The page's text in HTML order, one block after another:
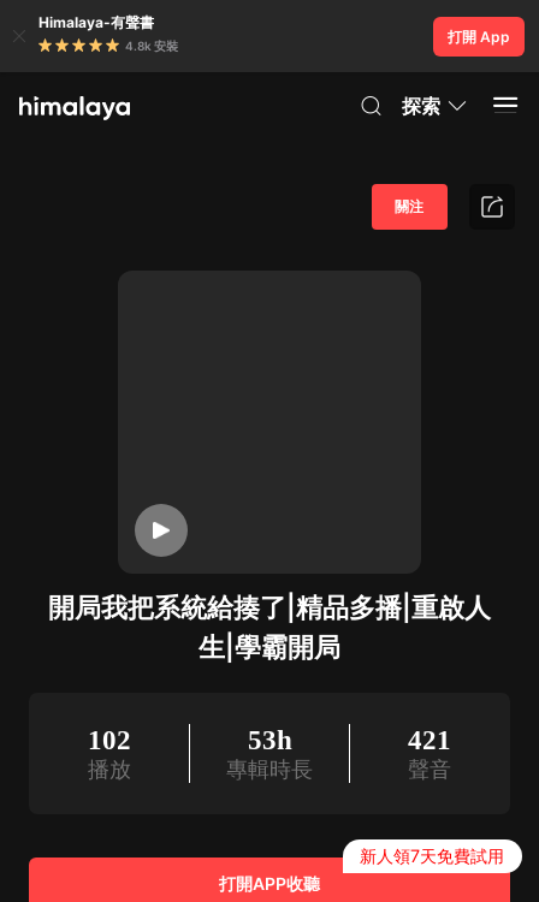
Himalaya-有聲書
4.8k 安裝
打開 App
探索
開局我把系統給揍了|精品多播|重啟人
生|學霸開局
關注
102
播放
53h
專輯時長
421
聲音
打開APP收聽
新人領7天免費試用